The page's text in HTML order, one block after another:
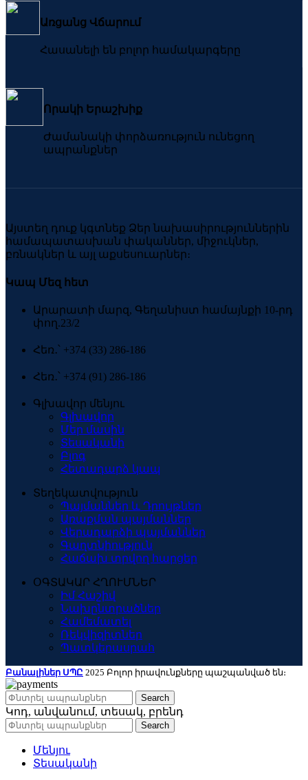
Առցանց Վճարում
Հասանելի են բոլոր համակարգերը
Որակի Երաշխիք
Ժամանակի փորձառություն ունեցող
ապրանքներ
Այստեղ դուք կգտնեք Ձեր նախասիրություններին
համապատասխան փականներ, միջուկներ,
բռնակներ և այլ աքսեսուարներ։
Կապ Մեզ հետ
Արարատի մարզ, Գեղանիստ համայնքի 10-րդ
փող.23/2
Հեռ․՝ +374 (33) 286-186
Հեռ․՝ +374 (91) 286-186
Գլխավոր մենյու
Գլխավոր
Մեր մասին
Տեսականի
Բլոգ
Հետադարձ կապ
Տեղեկատվություն
Պայմաններ և Դրույթներ
Առաքման պայմաններ
Վերադարձի պայմաններ
Գաղտնիություն
Հաճախ տրվող հարցեր
ՕԳՏԱԿԱՐ ՀՂՈՒՄՆԵՐ
Իմ Հաշիվ
Նախընտրածներ
Համեմատել
Ռեկվիզիտներ
Պատկերասրահ
Բանալիներ ՍՊԸ 2025 Բոլոր իրավունքները պաշպանված են։
Search
Կոդ, անվանում, տեսակ, բրենդ
Search
Մենյու
Տեսականի